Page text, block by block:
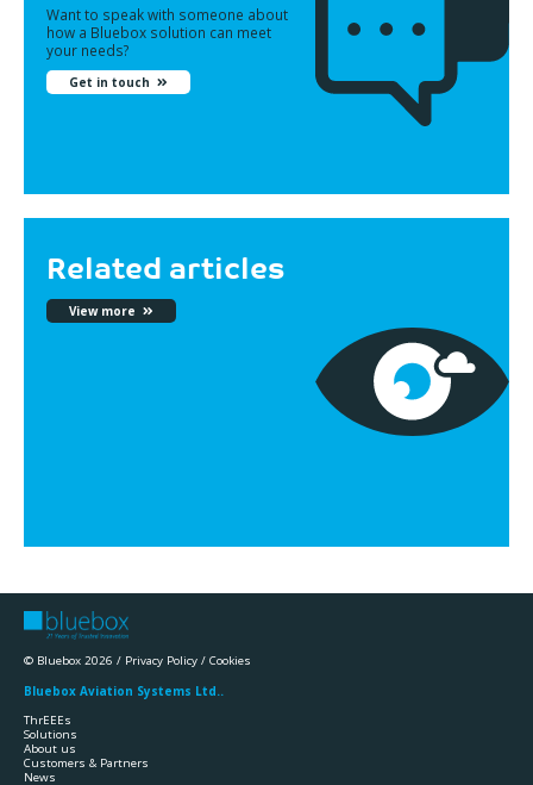
Want to speak with someone about
how a Bluebox solution can meet
your needs?
Get in touch
Related articles
View more
© Bluebox 2026 / Privacy Policy/ Cookies
Bluebox Aviation Systems Ltd..
ThrEEEs
Solutions
About us
Customers & Partners
News